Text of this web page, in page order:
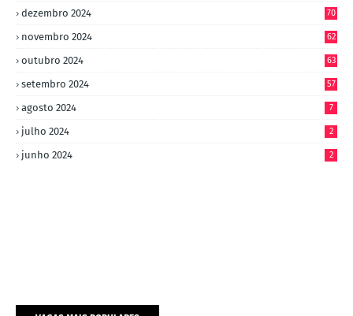
dezembro 2024 70
novembro 2024 62
outubro 2024 63
setembro 2024 57
agosto 2024 7
julho 2024 2
junho 2024 2